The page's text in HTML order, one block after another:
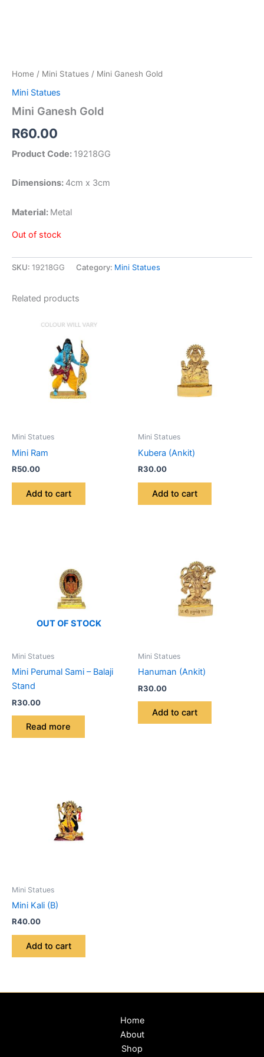
Home / Mini Statues / Mini Ganesh Gold
Mini Statues
Mini Ganesh Gold
R60.00
Product Code: 19218GG
Dimensions: 4cm x 3cm
Material: Metal
Out of stock
SKU: 19218GG Category: Mini Statues
Related products
Mini Statues
Mini Ram
R50.00
Add to cart
Mini Statues
Kubera (Ankit)
R30.00
Add to cart
OUT OF STOCK
Mini Statues
Mini Perumal Sami – Balaji
Stand
R30.00
Read more
Mini Statues
Hanuman (Ankit)
R30.00
Add to cart
Mini Statues
Mini Kali (B)
R40.00
Add to cart
Home
About
Shop